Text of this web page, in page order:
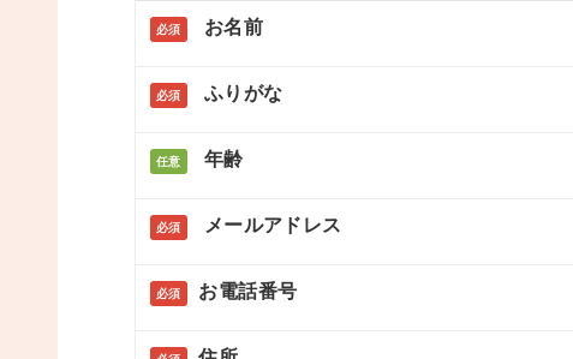
必須 お名前
必須 ふりがな
任意 年齢
必須 メールアドレス
必須 お電話番号